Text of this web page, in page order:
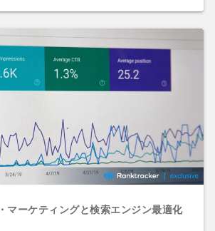
マーケティングと検索エンジン最適化